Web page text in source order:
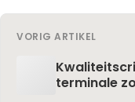
VORIG ARTIKEL
terminale